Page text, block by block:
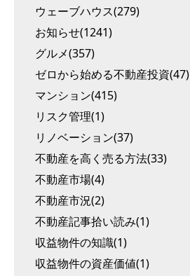
ウェーブハウス(279)
お知らせ(1241)
グルメ(357)
ゼロから始める不動産投資(47)
マンション(415)
リスク管理(1)
リノベーション(37)
不動産を高く売る方法(33)
不動産市場(4)
不動産市況(2)
不動産記事拾い読み(1)
収益物件の知識(1)
収益物件の資産価値(1)